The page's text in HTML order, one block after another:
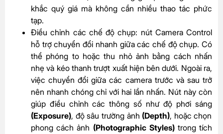
khắc quý giá mà không cần nhiều thao tác phức
tạp.
Điều chỉnh các chế độ chụp: nút Camera Control
hỗ trợ chuyển đổi nhanh giữa các chế độ chụp. Có
thể phóng to hoặc thu nhỏ ảnh bằng cách nhấn
nhẹ và kéo thanh trượt xuất hiện bên dưới. Ngoài ra,
việc chuyển đổi giữa các camera trước và sau trở
nên nhanh chóng chỉ với hai lần nhấn. Nút này còn
giúp điều chỉnh các thông số như độ phơi sáng
(Exposure), độ sâu trường ảnh (Depth), hoặc chọn
phong cách ảnh (Photographic Styles) trong tích